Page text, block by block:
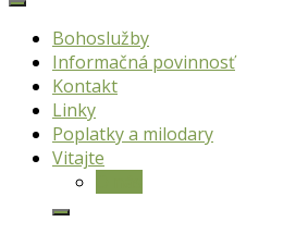
Bohoslužby
Informačná povinnosť
Kontakt
Linky
Poplatky a milodary
Vitajte